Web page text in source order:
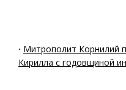
· Митрополит Корнилий
Кирилла с годовщиной